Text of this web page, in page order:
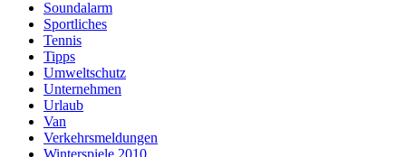
Soundalarm
Sportliches
Tennis
Tipps
Umweltschutz
Unternehmen
Urlaub
Van
Verkehrsmeldungen
Winterspiele 2010